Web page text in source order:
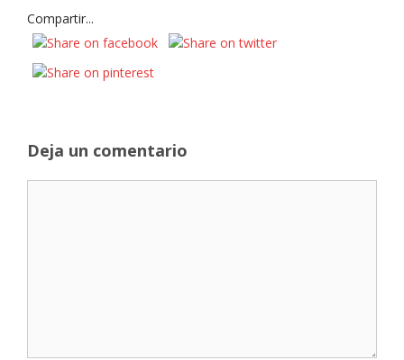
Compartir...
Deja un comentario